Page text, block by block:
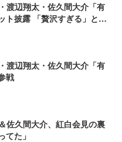
渡辺翔太・佐久間大介「有
ト披露 「贅沢すぎる」と反
渡辺翔太・佐久間大介「有
戦
佐久間大介、紅白会見の裏
てた」